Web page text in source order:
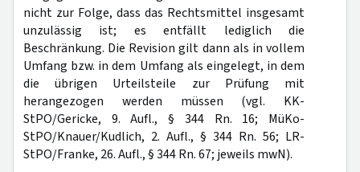
nicht zur Folge, dass das Rechtsmittel insgesamt
unzulässig ist; es entfällt lediglich die
Beschränkung. Die Revision gilt dann als in vollem
Umfang bzw. in dem Umfang als eingelegt, in dem
die übrigen Urteilsteile zur Prüfung mit
herangezogen werden müssen (vgl. KK-
StPO/Gericke, 9. Aufl., § 344 Rn. 16; MüKo-
StPO/Knauer/Kudlich, 2. Aufl., § 344 Rn. 56; LR-
StPO/Franke, 26. Aufl., § 344 Rn. 67; jeweils mwN).